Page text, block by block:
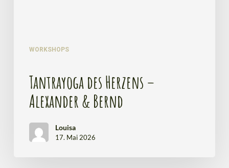
WORKSHOPS
Tantrayoga des Herzens –
Alexander & Bernd
Louisa
17. Mai 2026